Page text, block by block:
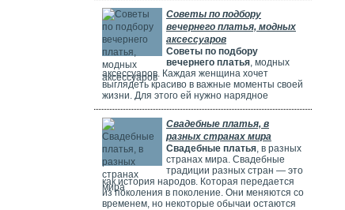
женщины чаще всего выбирают шубы из
соболя. Они красивые, дорогие и выглядят
очень элегантно. Соболя называют
"Королем всех мехов". Это значит, что он
самый шикарный и роскошный.
Советы по подбору
вечернего платья, модных
аксессуаров
Советы по подбору
вечернего платья, модных
аксессуаров. Каждая женщина хочет
выглядеть красиво в важные моменты своей
жизни. Для этого ей нужно нарядное
платье. В Москве огромный выбор таких
платьев. Вечерние платья в Москве очень
популярны. Потому что в городе много
театров, клубов и других мест. Где можно
повеселиться или встретиться с друзьями.
Также часто проходят праздничные
мероприятия, на которых нужно выглядеть
элегантно.
Свадебные платья, в
разных странах мира
Свадебные платья, в разных
странах мира. Свадебные
традиции разных стран — это
как история народов. Которая передается
из поколения в поколение. Они меняются со
временем, но некоторые обычаи остаются